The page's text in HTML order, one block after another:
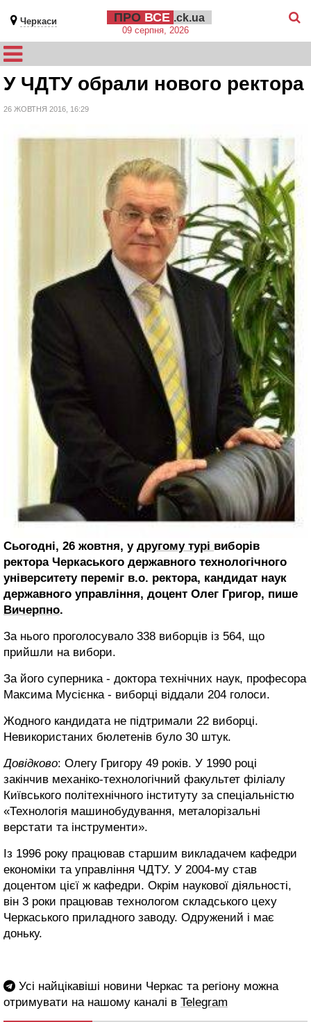
Черкаси ПРО ВСЕ .ck.ua
09 серпня, 2026
У ЧДТУ обрали нового ректора
26 ЖОВТНЯ 2016, 16:29
Сьогодні, 26 жовтня, у другому турі виборів
ректора Черкаського державного технологічного
університету переміг в.о. ректора, кандидат наук
державного управління, доцент Олег Григор, пише
Вичерпно.
За нього проголосувало 338 виборців із 564, що
прийшли на вибори.
За його суперника - доктора технічних наук, професора
Максима Мусієнка - виборці віддали 204 голоси.
Жодного кандидата не підтримали 22 виборці.
Невикористаних бюлетенів було 30 штук.
Довідково: Олегу Григору 49 років. У 1990 році
закінчив механіко-технологічний факультет філіалу
Київського політехнічного інституту за спеціальністю
«Технологія машинобудування, металорізальні
верстати та інструменти».
Із 1996 року працював старшим викладачем кафедри
економіки та управління ЧДТУ. У 2004-му став
доцентом цієї ж кафедри. Окрім наукової діяльності,
він 3 роки працював технологом складського цеху
Черкаського приладного заводу. Одружений і має
доньку.
Усі найцікавіші новини Черкас та регіону можна
отримувати на нашому каналі в Telegram